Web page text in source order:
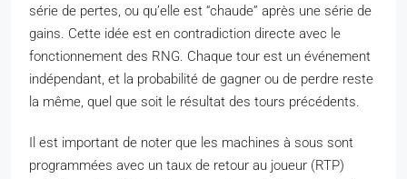
série de pertes, ou qu’elle est “chaude” après une série de
gains. Cette idée est en contradiction directe avec le
fonctionnement des RNG. Chaque tour est un événement
indépendant, et la probabilité de gagner ou de perdre reste
la même, quel que soit le résultat des tours précédents.
Il est important de noter que les machines à sous sont
programmées avec un taux de retour au joueur (RTP)